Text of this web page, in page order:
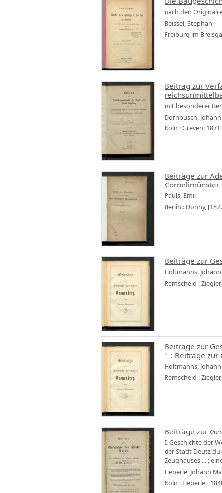
nach den
Beissel, Stephan
Freiburg im
Beitrag zur
mit besonderer
Dornbusch,
Köln : Greven, 1871
Beiträge zur
Cornelimünster
Pauls, Emil
Berlin : Donny,
Beiträge zur
Holtmanns,
Remscheid :
Beiträge zur
1 : Beiträge zur
Holtmanns,
Remscheid :
Beiträge zur
I. Geschichte der
der Stadt Deutz
Zeughauses ... ;
Heberle, Johann
Köln : Heberle,